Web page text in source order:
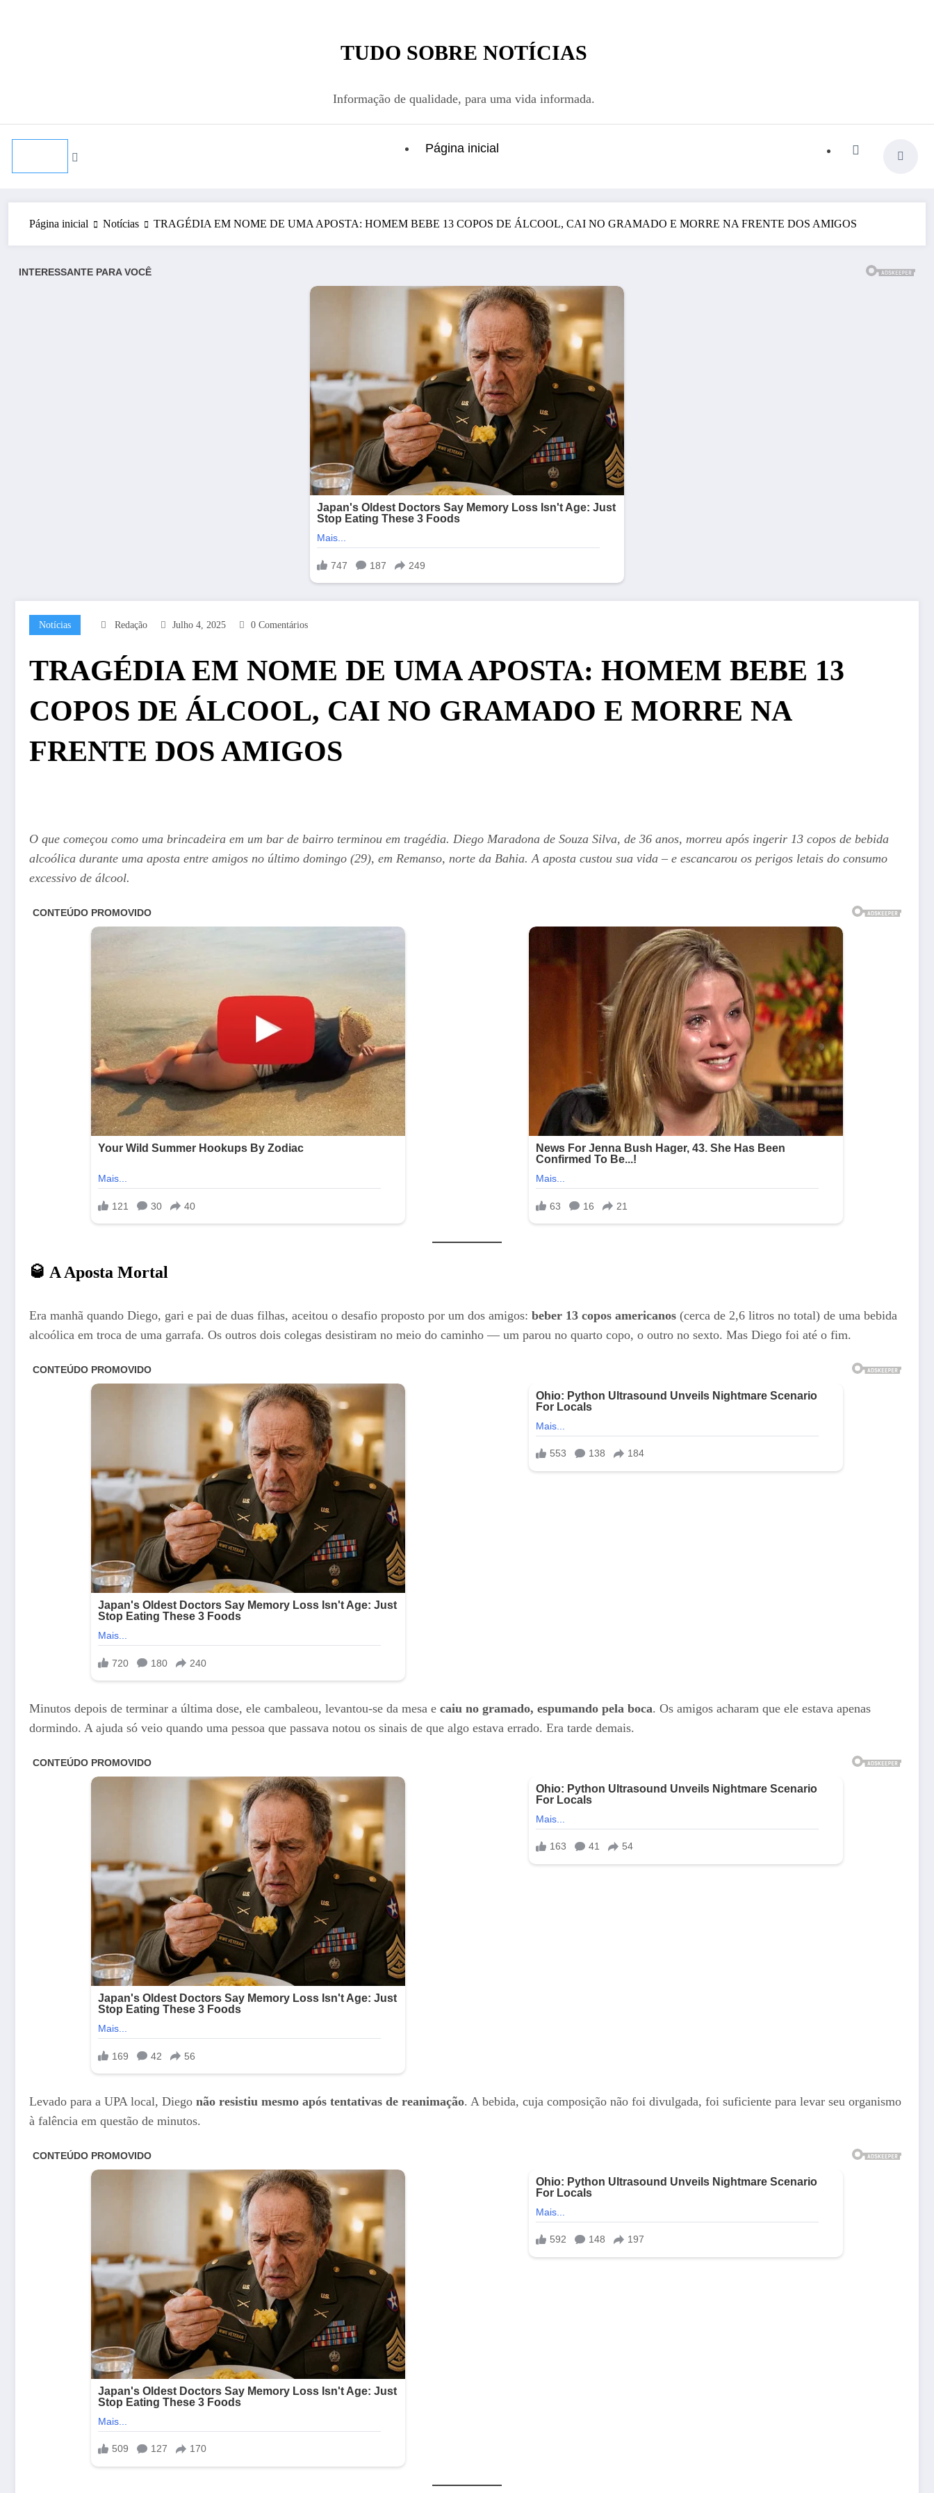
TUDO SOBRE NOTÍCIAS
Informação de qualidade, para uma vida informada.
Página inicial
Página inicial Notícias TRAGÉDIA EM NOME DE UMA APOSTA: HOMEM BEBE 13 COPOS DE ÁLCOOL, CAI NO GRAMADO E MORRE NA FRENTE DOS AMIGOS
Notícias Redação Julho 4, 2025 0 Comentários
TRAGÉDIA EM NOME DE UMA APOSTA: HOMEM BEBE 13
COPOS DE ÁLCOOL, CAI NO GRAMADO E MORRE NA
FRENTE DOS AMIGOS
O que começou como uma brincadeira em um bar de bairro terminou em tragédia. Diego Maradona de Souza Silva, de 36 anos, morreu após ingerir 13 copos de bebida
alcoólica durante uma aposta entre amigos no último domingo (29), em Remanso, norte da Bahia. A aposta custou sua vida – e escancarou os perigos letais do consumo
excessivo de álcool.
🥃 A Aposta Mortal
Era manhã quando Diego, gari e pai de duas filhas, aceitou o desafio proposto por um dos amigos: beber 13 copos americanos (cerca de 2,6 litros no total) de uma bebida
alcoólica em troca de uma garrafa. Os outros dois colegas desistiram no meio do caminho — um parou no quarto copo, o outro no sexto. Mas Diego foi até o fim.
Minutos depois de terminar a última dose, ele cambaleou, levantou-se da mesa e caiu no gramado, espumando pela boca. Os amigos acharam que ele estava apenas
dormindo. A ajuda só veio quando uma pessoa que passava notou os sinais de que algo estava errado. Era tarde demais.
Levado para a UPA local, Diego não resistiu mesmo após tentativas de reanimação. A bebida, cuja composição não foi divulgada, foi suficiente para levar seu organismo
à falência em questão de minutos.